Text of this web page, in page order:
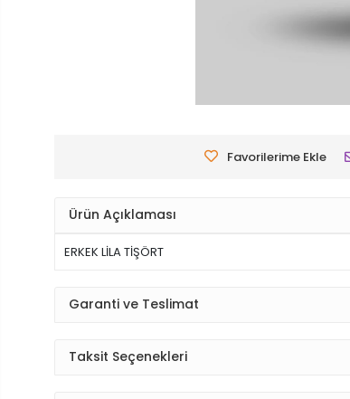
Favorilerime Ekle
Ürün Açıklaması
ERKEK LİLA TİŞÖRT
Garanti ve Teslimat
Taksit Seçenekleri